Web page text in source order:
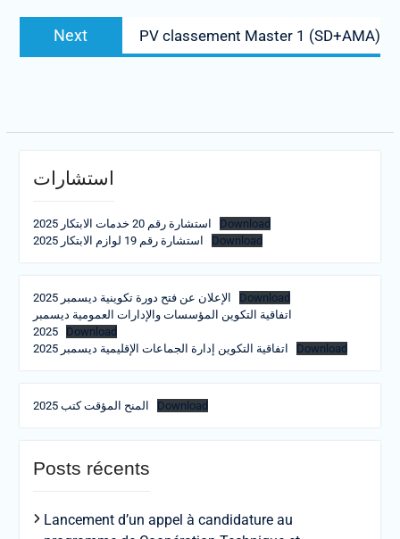
Next
post:
PV classement Master 1 (SD+AMA)
استشارات
استشارة رقم 20 خدمات الابتكار 2025
Download
استشارة رقم 19 لوازم الابتكار 2025
Download
الإعلان عن فتح دورة تكوينية ديسمبر 2025
Download
اتفاقية التكوين المؤسسات والإدارات العمومية ديسمبر
2025
Download
اتفاقية التكوين إدارة الجماعات الإقليمية ديسمبر 2025
Download
المنح المؤقت كتب 2025 Download
Posts récents
Lancement d’un appel à candidature au